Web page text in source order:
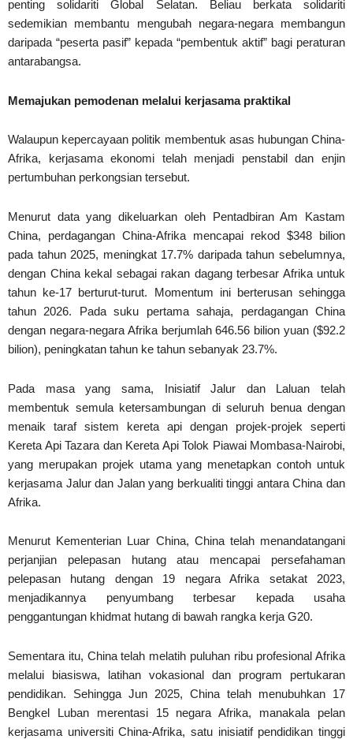
penting solidariti Global Selatan. Beliau berkata solidariti
sedemikian membantu mengubah negara-negara membangun
daripada “peserta pasif” kepada “pembentuk aktif” bagi peraturan
antarabangsa.
Memajukan pemodenan melalui kerjasama praktikal
Walaupun kepercayaan politik membentuk asas hubungan China-
Afrika, kerjasama ekonomi telah menjadi penstabil dan enjin
pertumbuhan perkongsian tersebut.
Menurut data yang dikeluarkan oleh Pentadbiran Am Kastam
China, perdagangan China-Afrika mencapai rekod $348 bilion
pada tahun 2025, meningkat 17.7% daripada tahun sebelumnya,
dengan China kekal sebagai rakan dagang terbesar Afrika untuk
tahun ke-17 berturut-turut. Momentum ini berterusan sehingga
tahun 2026. Pada suku pertama sahaja, perdagangan China
dengan negara-negara Afrika berjumlah 646.56 bilion yuan ($92.2
bilion), peningkatan tahun ke tahun sebanyak 23.7%.
Pada masa yang sama, Inisiatif Jalur dan Laluan telah
membentuk semula ketersambungan di seluruh benua dengan
menaik taraf sistem kereta api dengan projek-projek seperti
Kereta Api Tazara dan Kereta Api Tolok Piawai Mombasa-Nairobi,
yang merupakan projek utama yang menetapkan contoh untuk
kerjasama Jalur dan Jalan yang berkualiti tinggi antara China dan
Afrika.
Menurut Kementerian Luar China, China telah menandatangani
perjanjian pelepasan hutang atau mencapai persefahaman
pelepasan hutang dengan 19 negara Afrika setakat 2023,
menjadikannya penyumbang terbesar kepada usaha
penggantungan khidmat hutang di bawah rangka kerja G20.
Sementara itu, China telah melatih puluhan ribu profesional Afrika
melalui biasiswa, latihan vokasional dan program pertukaran
pendidikan. Sehingga Jun 2025, China telah menubuhkan 17
Bengkel Luban merentasi 15 negara Afrika, manakala pelan
kerjasama universiti China-Afrika, satu inisiatif pendidikan tinggi